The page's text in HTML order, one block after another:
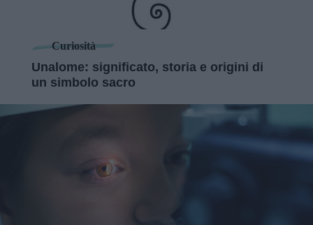
Curiosità
Unalome: significato, storia e origini di
un simbolo sacro